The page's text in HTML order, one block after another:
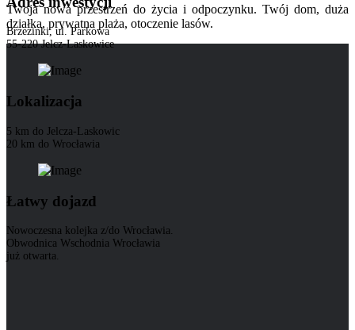
Twoja nowa przestrzeń do życia i odpoczynku. Twój dom, duża
działka, prywatna plaża, otoczenie lasów.
Brzezinki, ul. Parkowa
55-220 Jelcz-Laskowice
Lokalizacja
5 km do Jelcza-Laskowic
20 km do Wrocławia
Łatwy dojazd
Nowoczesna kolejka z/do Wrocławia.
Obwodnica Wschodnia Wrocławia
już otwarta.